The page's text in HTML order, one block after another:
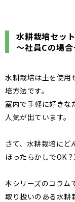
水耕栽培セッ
～社員Cの場
水耕栽培は土を使用
培方法です。
室内で手軽に好きな
人気が出ています。
さて、水耕栽培にど
ほったらかしでOK
本シリーズのコラム
取り扱いのある水耕